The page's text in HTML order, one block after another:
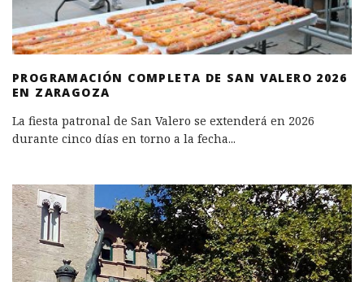
PROGRAMACIÓN COMPLETA DE SAN VALERO 2026
EN ZARAGOZA
La fiesta patronal de San Valero se extenderá en 2026
durante cinco días en torno a la fecha...